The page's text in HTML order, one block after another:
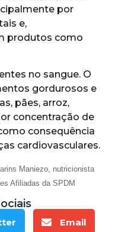
por
e,
produtos como
no sangue. O
gordurosos e
pães, arroz,
concentração de
consequência
cardiovasculares.
Maniezo, nutricionista
Afiliadas da SPDM
Email